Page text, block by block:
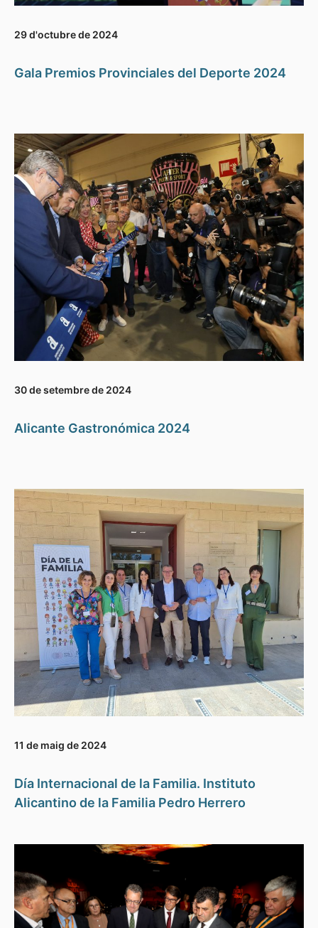
29 d'octubre de 2024
Gala Premios Provinciales del Deporte 2024
30 de setembre de 2024
Alicante Gastronómica 2024
11 de maig de 2024
Día Internacional de la Familia. Instituto
Alicantino de la Familia Pedro Herrero